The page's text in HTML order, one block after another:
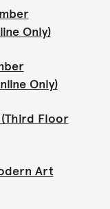
Only)
Only)
Floor
Art